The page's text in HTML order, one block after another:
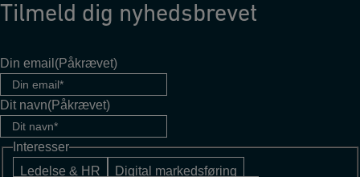
Tilmeld dig nyhedsbrevet
Din email (Påkrævet)
Dit navn(Påkrævet)
Interesser
Ledelse & HR
Digital markedsføring